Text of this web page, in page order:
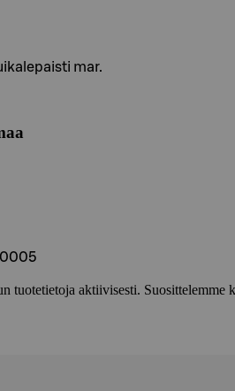
mar.
tuotetietoja aktiivisesti. Suosittelemme